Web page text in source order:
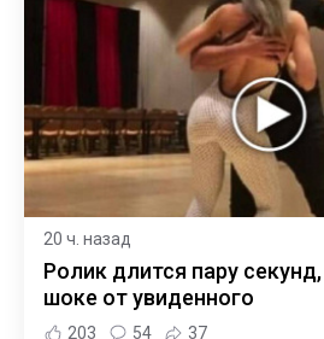
20 ч. назад
Ролик длится пару
шоке от увиденного
203 54 37